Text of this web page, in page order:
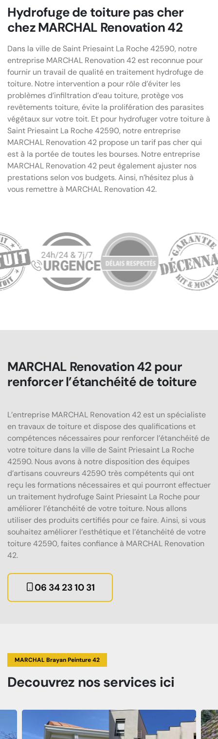
Hydrofuge de toiture pas cher
chez MARCHAL Renovation 42
Dans la ville de Saint Priesaint La Roche 42590, notre
entreprise MARCHAL Renovation 42 est reconnue pour
fournir un travail de qualité en traitement hydrofuge de
toiture. Notre intervention a pour rôle d’éviter les
problèmes d’infiltration d’eau toiture, protège vos
revêtements toiture, évite la prolifération des parasites
végétaux sur votre toit. Et pour hydrofuger votre toiture à
Saint Priesaint La Roche 42590, notre entreprise
MARCHAL Renovation 42 propose un tarif pas cher qui
est à la portée de toutes les bourses. Notre entreprise
MARCHAL Renovation 42 peut également ajuster nos
prestations selon vos budgets. Ainsi, n’hésitez plus à
vous remettre à MARCHAL Renovation 42.
MARCHAL Renovation 42 pour
renforcer l’étanchéité de toiture
L’entreprise MARCHAL Renovation 42 est un spécialiste
en travaux de toiture et dispose des qualifications et
compétences nécessaires pour renforcer l’étanchéité de
votre toiture dans la ville de Saint Priesaint La Roche
42590. Nous avons à notre disposition des équipes
d’artisans couvreurs 42590 très compétents qui ont
reçu les formations nécessaires et qui pourront effectuer
un traitement hydrofuge Saint Priesaint La Roche pour
améliorer l’étanchéité de votre toiture. Nous allons
utiliser des produits certifiés pour ce faire. Ainsi, si vous
souhaitez améliorer l’esthétique et l’étanchéité de votre
toiture 42590, faites confiance à MARCHAL Renovation
42.
06 34 23 10 31
MARCHAL Brayan Peinture 42
Decouvrez nos services ici